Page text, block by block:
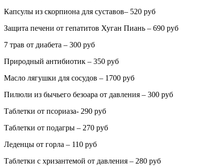
Капсулы из скорпиона для суставов– 520 руб
Защита печени от гепатитов Хуган Пиань – 690 руб
7 трав от диабета – 300 руб
Природный антибиотик – 350 руб
Масло лягушки для сосудов – 1700 руб
Пилюли из бычьего безоара от давления – 300 руб
Таблетки от псориаза- 290 руб
Таблетки от подагры – 270 руб
Леденцы от горла – 110 руб
Таблетки с хризантемой от давления – 280 руб